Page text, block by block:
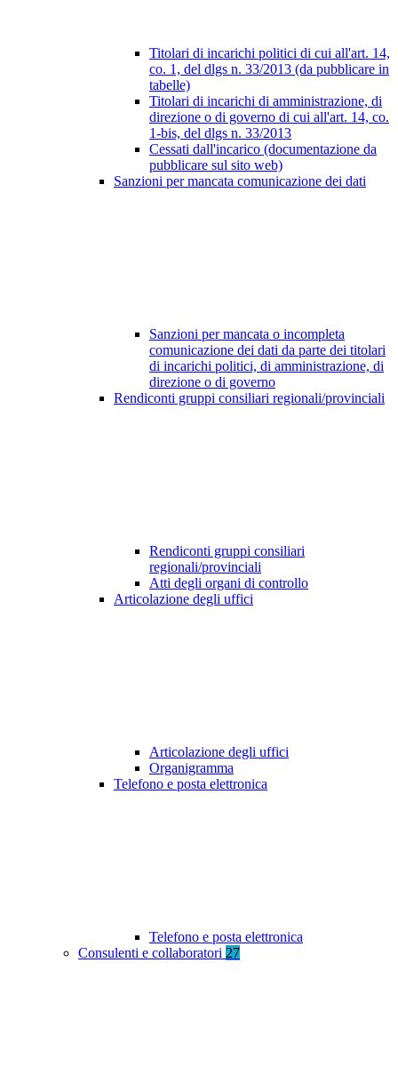
Titolari di incarichi politici di cui all'art. 14,
co. 1, del dlgs n. 33/2013 (da pubblicare in
tabelle)
Titolari di incarichi di amministrazione, di
direzione o di governo di cui all'art. 14, co.
1-bis, del dlgs n. 33/2013
Cessati dall'incarico (documentazione da
pubblicare sul sito web)
Sanzioni per mancata comunicazione dei dati
Sanzioni per mancata o incompleta
comunicazione dei dati da parte dei titolari
di incarichi politici, di amministrazione, di
direzione o di governo
Rendiconti gruppi consiliari regionali/provinciali
Rendiconti gruppi consiliari
regionali/provinciali
Atti degli organi di controllo
Articolazione degli uffici
Articolazione degli uffici
Organigramma
Telefono e posta elettronica
Telefono e posta elettronica
Consulenti e collaboratori 27